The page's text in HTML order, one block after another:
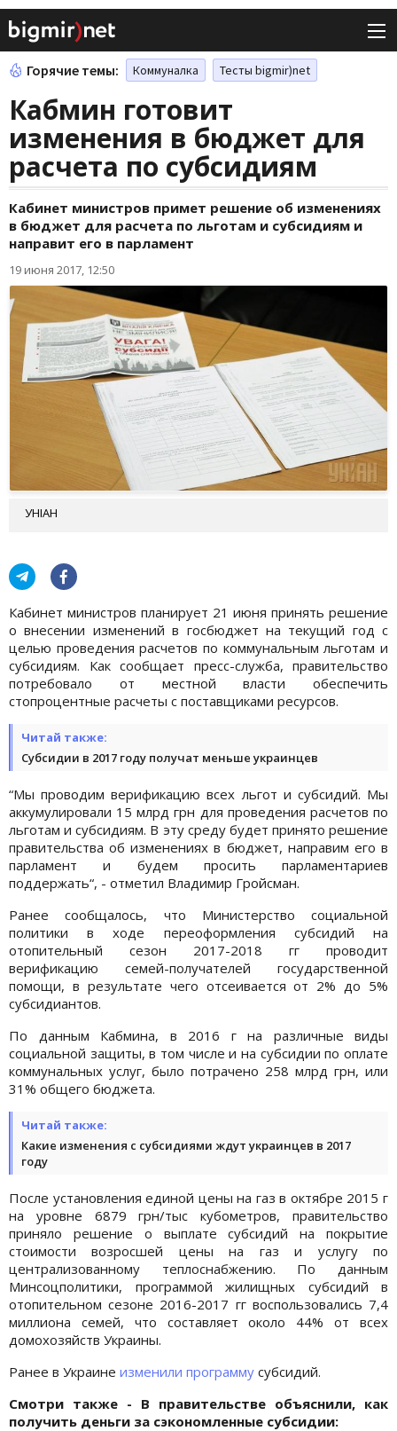
Горячие темы: Коммуналка Тесты bigmir)net
Кабмин готовит
изменения в бюджет для
расчета по субсидиям
Кабинет министров примет решение об изменениях
в бюджет для расчета по льготам и субсидиям и
направит его в парламент
19 июня 2017, 12:50
УНІАН
Кабинет министров планирует 21 июня принять решение
о внесении изменений в госбюджет на текущий год с
целью проведения расчетов по коммунальным льготам и
субсидиям. Как сообщает пресс-служба, правительство
потребовало от местной власти обеспечить
стопроцентные расчеты с поставщиками ресурсов.
Читай также:
Субсидии в 2017 году получат меньше украинцев
“Мы проводим верификацию всех льгот и субсидий. Мы
аккумулировали 15 млрд грн для проведения расчетов по
льготам и субсидиям. В эту среду будет принято решение
правительства об изменениях в бюджет, направим его в
парламент и будем просить парламентариев
поддержать“, - отметил Владимир Гройсман.
Ранее сообщалось, что Министерство социальной
политики в ходе переоформления субсидий на
отопительный сезон 2017-2018 гг проводит
верификацию семей-получателей государственной
помощи, в результате чего отсеивается от 2% до 5%
субсидиантов.
По данным Кабмина, в 2016 г на различные виды
социальной защиты, в том числе и на субсидии по оплате
коммунальных услуг, было потрачено 258 млрд грн, или
31% общего бюджета.
Читай также:
Какие изменения с субсидиями ждут украинцев в 2017
году
После установления единой цены на газ в октябре 2015 г
на уровне 6879 грн/тыс кубометров, правительство
приняло решение о выплате субсидий на покрытие
стоимости возросшей цены на газ и услугу по
централизованному теплоснабжению. По данным
Минсоцполитики, программой жилищных субсидий в
отопительном сезоне 2016-2017 гг воспользовались 7,4
миллиона семей, что составляет около 44% от всех
домохозяйств Украины.
Ранее в Украине изменили программу субсидий.
Смотри также - В правительстве объяснили, как
получить деньги за сэкономленные субсидии: